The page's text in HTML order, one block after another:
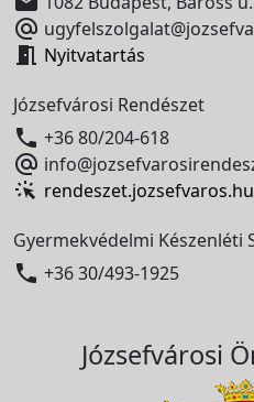

 Nyitvatartás
Józsefvárosi Rendészet
 +36 80/204-618

rendeszet.jozsefvaros.hu
Gyermekvédelmi Készenléti
 +36 30/493-1925
Józsefvárosi